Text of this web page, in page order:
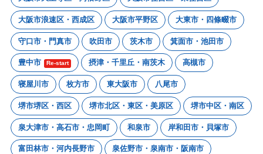
大阪市浪速区・西成区 大阪市平野区 大東市・四條畷市
守口市・門真市 吹田市 茨木市 箕面市・池田市
豊中市 Re-start 摂津・千里丘・南茨木 高槻市
寝屋川市 枚方市 東大阪市 八尾市
堺市堺区・西区 堺市北区・東区・美原区 堺市中区・南区
泉大津市・高石市・忠岡町 和泉市 岸和田市・貝塚市
富田林市・河内長野市 泉佐野市・泉南市・阪南市